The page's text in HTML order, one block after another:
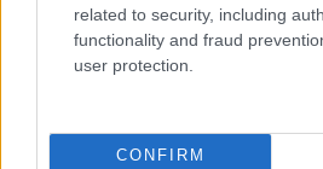
related to security, including
functionality and fraud
user protection.
CONFIRM